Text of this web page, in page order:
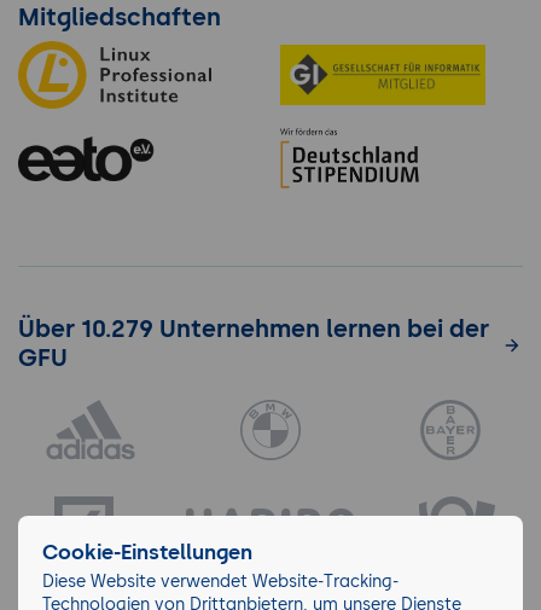
Mitgliedschaften
Über 10.279 Unternehmen lernen bei der
GFU
Cookie-Einstellungen
Diese Website verwendet Website-Tracking-
Technologien von Drittanbietern, um unsere Dienste